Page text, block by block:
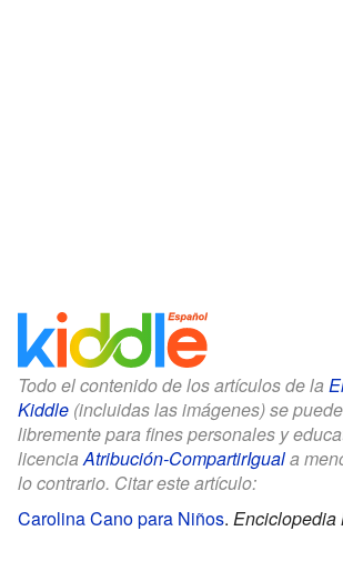
Todo el contenido de los artículos de la
Kiddle (incluidas las imágenes) se
libremente para fines personales y
licenciaAtribución-CompartirIguala
lo contrario. Citar este artículo:
Carolina Cano para Niños. Enciclopedia